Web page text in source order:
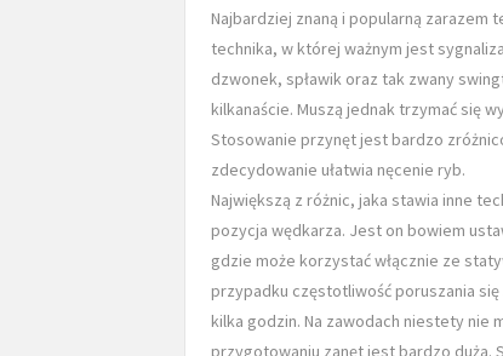
Najbardziej znaną i popularną zarazem
technika, w której ważnym jest
dzwonek, spławik oraz tak zwany
kilkanaście. Muszą jednak trzymać się
Stosowanie przynęt jest bardzo
zdecydowanie ułatwia nęcenie ryb.
Największą z różnic, jaka stawia inne
pozycja wędkarza. Jest on bowiem
gdzie może korzystać włącznie ze
przypadku częstotliwość poruszania
kilka godzin. Na zawodach niestety nie
przygotowaniu zanęt jest bardzo duża.